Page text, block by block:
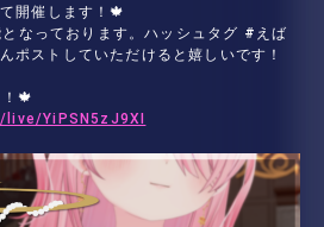
開催します！🍁
なっております。ハッシュタグ #えば
ポストしていただけると嬉しいです！
🍁
YiPSN5zJ9XI